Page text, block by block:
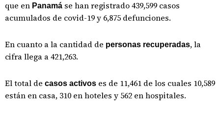
que en Panamá se han registrado 439,599 casos
acumulados de covid-19 y 6,875 defunciones.
En cuanto a la cantidad de personas recuperadas, la
cifra llega a 421,263.
El total de casos activos es de 11,461 de los cuales 10,589
están en casa, 310 en hoteles y 562 en hospitales.